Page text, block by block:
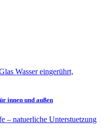
innen und außen